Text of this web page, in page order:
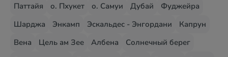
Паттайя
о. Пхукет о. Самуи Дубай
Фуджейра
Шарджа
Энкамп Эскальдес - Энгордани
Капрун
Вена
Цель ам Зее Албена
Солнечный берег